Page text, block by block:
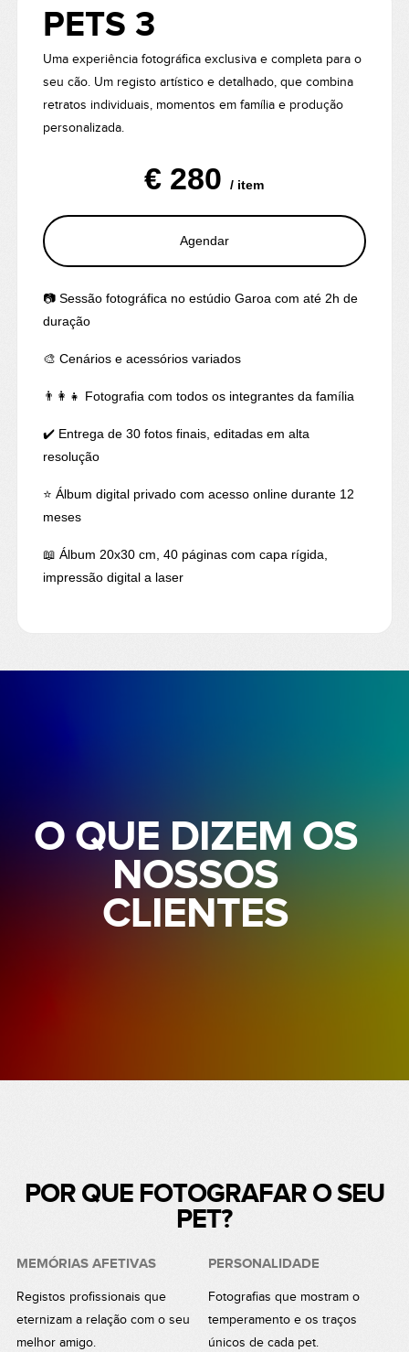
PETS 3
Uma experiência fotográfica exclusiva e completa para o
seu cão. Um registo artístico e detalhado, que combina
retratos individuais, momentos em família e produção
personalizada.
€ 280/ item
Agendar
📷 Sessão fotográfica no estúdio Garoa com até 2h de
duração
🎨 Cenários e acessórios variados
👨‍👩‍👧 Fotografia com todos os integrantes da família
✔️ Entrega de 30 fotos finais, editadas em alta
resolução
⭐ Álbum digital privado com acesso online durante 12
meses
📖 Álbum 20x30 cm, 40 páginas com capa rígida,
impressão digital a laser
O QUE DIZEM OS
NOSSOS
CLIENTES
POR QUE FOTOGRAFAR O SEU
PET?
MEMÓRIAS AFETIVAS
Registos profissionais que
eternizam a relação com o seu
melhor amigo.
PERSONALIDADE
Fotografias que mostram o
temperamento e os traços
únicos de cada pet.